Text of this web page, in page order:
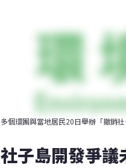
多個環團與當地居民20日舉辦「撤銷
社子島開發爭議